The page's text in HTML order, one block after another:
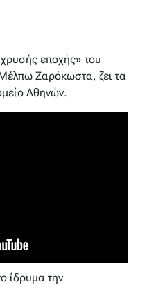
εποχής» του
Ζαρόκωστα, ζει τα
Αθηνών.
ίδρυμα την